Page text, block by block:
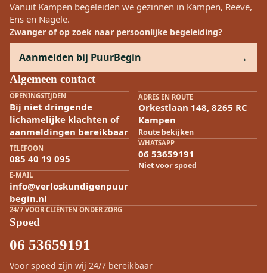
Vanuit Kampen begeleiden we gezinnen in Kampen, Reeve,
Ens en Nagele.
Zwanger of op zoek naar persoonlijke begeleiding?
Aanmelden bij PuurBegin
Algemeen contact
OPENINGSTIJDEN
Bij niet dringende
lichamelijke klachten of
aanmeldingen bereikbaar
ADRES EN ROUTE
Orkestlaan 148, 8265 RC
Kampen
Route bekijken
TELEFOON
085 40 19 095
WHATSAPP
06 53659191
Niet voor spoed
E-MAIL
info@verloskundigenpuur
begin.nl
24/7 VOOR CLIËNTEN ONDER ZORG
Spoed
06 53659191
Voor spoed zijn wij 24/7 bereikbaar